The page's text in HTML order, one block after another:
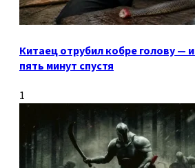
Китаец отрубил кобре голову —
пять минут спустя
1